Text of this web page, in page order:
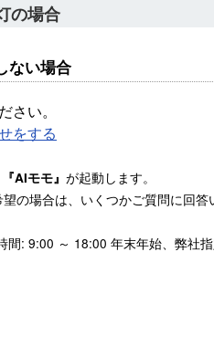
の場合
ない場合
さい。
をする
『AIモモ』 が起動します。
の場合は、いくつかご質問に回答
間: 9:00 ～ 18:00 年末年始、弊社